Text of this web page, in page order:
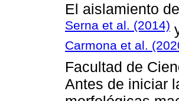
El aislamiento de
Serna et al. (2014)
Carmona et al.
Facultad de
Antes de iniciar